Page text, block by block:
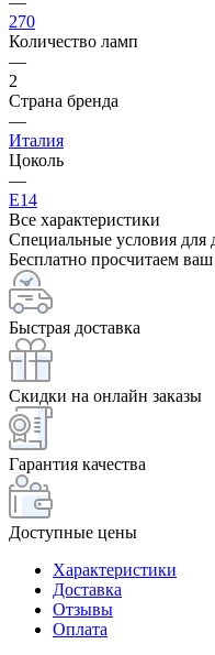
270
Количество ламп
—
2
Страна бренда
—
Италия
Цоколь
—
E14
Все характеристики
Специальные условия для
Бесплатно просчитаем
Быстрая доставка
Скидки на онлайн заказы
Гарантия качества
Доступные цены
Характеристики
Доставка
Отзывы
Оплата